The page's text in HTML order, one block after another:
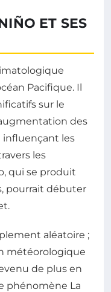
ET SES
Pacifique. Il
sur le
des
influençant les
les
qui se produit
pourrait débuter
aléatoire ;
météorologique
de plus en
phénomène La